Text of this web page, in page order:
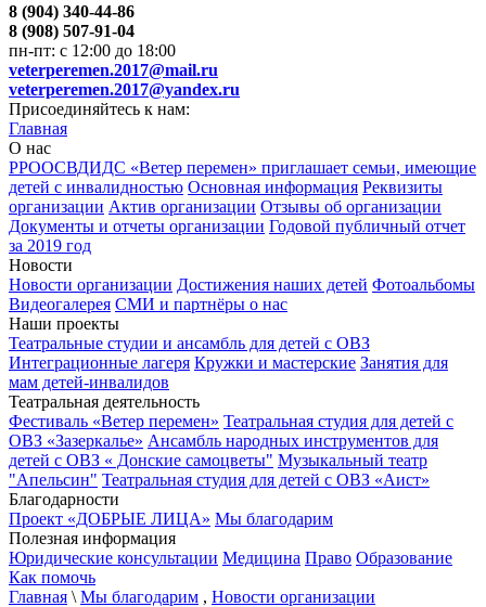
8 (904) 340-44-86
8 (908) 507-91-04
пн-пт: с 12:00 до 18:00
veterperemen.2017@mail.ru
veterperemen.2017@yandex.ru
Присоединяйтесь к нам:
Главная
О нас
РРООСВДИДС «Ветер перемен» приглашает семьи, имеющие
детей с инвалидностью Основная информация Реквизиты
организации Актив организации Отзывы об организации
Документы и отчеты организации Годовой публичный отчет
за 2019 год
Новости
Новости организации Достижения наших детей Фотоальбомы
Видеогалерея СМИ и партнёры о нас
Наши проекты
Театральные студии и ансамбль для детей с ОВЗ
Интеграционные лагеря Кружки и мастерские Занятия для
мам детей-инвалидов
Театральная деятельность
Фестиваль «Ветер перемен» Театральная студия для детей с
ОВЗ «Зазеркалье» Ансамбль народных инструментов для
детей с ОВЗ « Донские самоцветы" Музыкальный театр
"Апельсин" Театральная студия для детей с ОВЗ «Аист»
Благодарности
Проект «ДОБРЫЕ ЛИЦА» Мы благодарим
Полезная информация
Юридические консультации Медицина Право Образование
Как помочь
Главная \ Мы благодарим , Новости организации